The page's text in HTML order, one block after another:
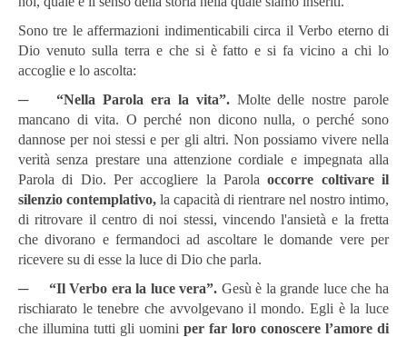
Sono tre le affermazioni indimenticabili circa il Verbo eterno di
Dio venuto sulla terra e che si è fatto e si fa vicino a chi lo
accoglie e lo ascolta:
─“Nella Parola era la vita”.Molte delle nostre parole
mancano di vita. O perché non dicono nulla, o perché sono
dannose per noi stessi e per gli altri. Non possiamo vivere nella
verità senza prestare una attenzione cordiale e impegnata alla
Parola di Dio. Per accogliere la Parolaoccorre coltivare il
silenzio contemplativo, la capacità di rientrare nel nostro intimo,
di ritrovare il centro di noi stessi, vincendo l'ansietà e la fretta
che divorano e fermandoci ad ascoltare le domande vere per
ricevere su di esse la luce di Dio che parla.
─ “Il Verbo era la luce vera”. Gesù è la grande luce che ha
rischiarato le tenebre che avvolgevano il mondo. Egli è la luce
che illumina tutti gli uomini per far loro conoscere l’amore di